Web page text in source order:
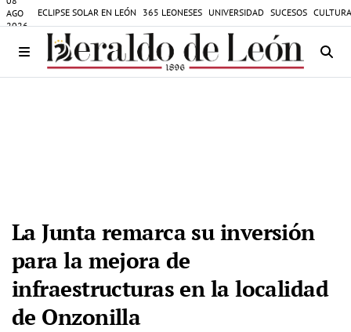
AGO
2026
ECLIPSE SOLAR EN LEÓN 365 LEONESES UNIVERSIDAD SUCESOS
La Junta remarca su inversión
para la mejora de
infraestructuras en la localidad
de Onzonilla